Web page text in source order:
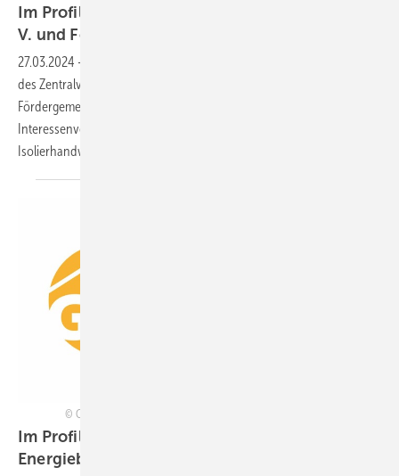
Im Profil: Bundesfachgruppe WKSB im ZDB e.
V. und Fördergemeinschaft Dämmtechnik e.
27.03.2024 -
des Zentralverbands des Deutschen Baugewerbes und die
Fördergemeinschaft Dämmtechnik sind gemeinsam
Interessenvertretung, Sprachrohr und Dienstleister des deutschen
Isolierhandwerks.
GIH - Bundesverband: Die Interessenvertretung der Energieberatenden
Im Profil: GIH – Die Interessenvertretung für
Energieberatende